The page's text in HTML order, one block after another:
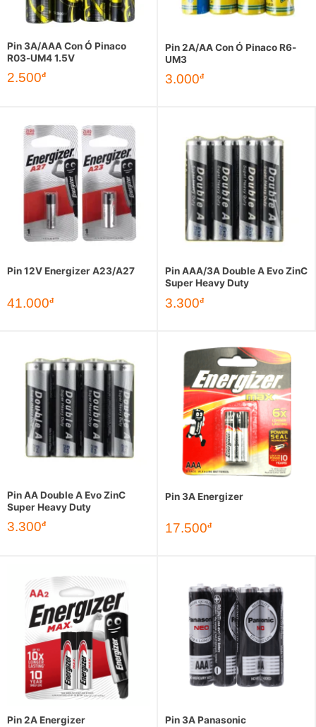
Pin 3A/AAA Con Ó Pinaco
R03-UM4 1.5V
2.500đ
Pin 2A/AA Con Ó Pinaco R6-
UM3
3.000đ
Pin 12V Energizer A23/A27
41.000đ
Pin AAA/3A Double A Evo ZinC
Super Heavy Duty
3.300đ
Pin AA Double A Evo ZinC
Super Heavy Duty
3.300đ
Pin 3A Energizer
17.500đ
Pin 2A Energizer Pin 3A Panasonic